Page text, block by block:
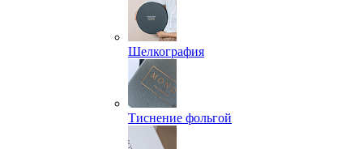
Шелкография
Тиснение фольгой